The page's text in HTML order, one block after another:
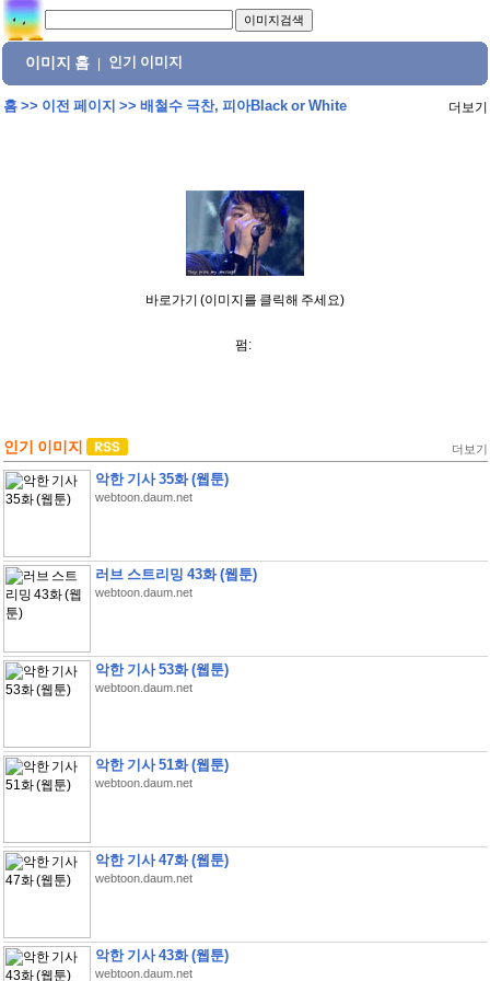
이미지 홈 인기 이미지
홈>> 이전 페이지 >> 배철수 극찬, 피아Black or White 더보기
바로가기 (이미지를 클릭해 주세요)
펌:
인기 이미지 더보기
악한 기사 35화 (웹툰)
webtoon.daum.net
러브 스트리밍 43화 (웹툰)
webtoon.daum.net
악한 기사 53화 (웹툰)
webtoon.daum.net
악한 기사 51화 (웹툰)
webtoon.daum.net
악한 기사 47화 (웹툰)
webtoon.daum.net
악한 기사 43화 (웹툰)
webtoon.daum.net